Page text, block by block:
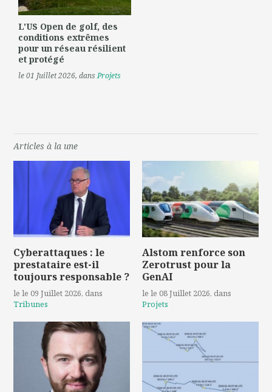
L'US Open de golf, des
conditions extrêmes
pour un réseau résilient
et protégé
le 01 Juillet 2026, dansProjets
Articles à la une
Cyberattaques : le
prestataire est-il
toujours responsable ?
le le 09 Juillet 2026, dans
Tribunes
Alstom renforce son
Zerotrust pour la
GenAI
le le 08 Juillet 2026, dans
Projets